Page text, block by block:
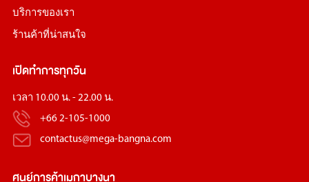
บริการของเรา
ร้านค้าที่น่าสนใจ
เปิดทำการทุกวัน
เวลา 10.00 น. - 22.00 น.
+66 2-105-1000
contactus@mega-bangna.com
ศูนย์การค้าเมกาบางนา